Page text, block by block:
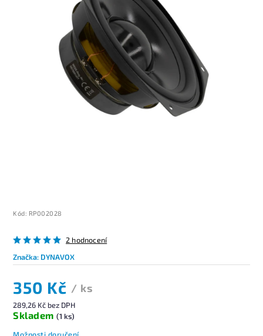
Kód: RP002028
2 hodnocení
Značka: DYNAVOX
350 Kč / ks
289,26 Kč bez DPH
Skladem (1 ks)